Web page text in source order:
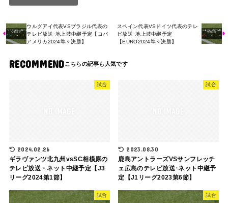
ウルグアイ代表VSブラジル代表の
テレビ放送･地上波中継予定【コパ
アメリカ2024準々決勝】
スペイン代表VSドイツ代表のテレ
ビ放送･地上波中継予定
【EURO2024準々決勝】
RECOMMEND
試合
2024.02.26
ギラヴァンツ北九州vsSC相模原の
テレビ放送・ネット中継予定【J3
リーグ2024第1節】
試合
2023.08.30
鹿島アントラーズVSサンフレッチ
ェ広島のテレビ放送･ネット中継予
定【J1リーグ2023第6節】
試合 試合